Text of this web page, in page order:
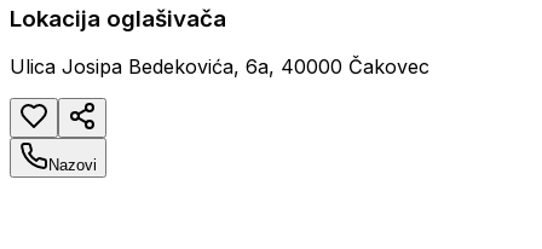
Lokacija oglašivača
Ulica Josipa Bedekovića, 6a, 40000 Čakovec
Nazovi